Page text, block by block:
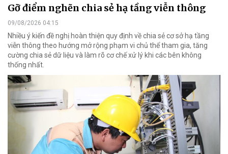
Gỡ điểm nghẽn chia sẻ hạ tầng viễn thông
09/08/2026 04:15
Nhiều ý kiến đề nghị hoàn thiện quy định về chia sẻ cơ sở hạ tầng
viễn thông theo hướng mở rộng phạm vi chủ thể tham gia, tăng
cường chia sẻ dữ liệu và làm rõ cơ chế xử lý khi các bên không
thống nhất.